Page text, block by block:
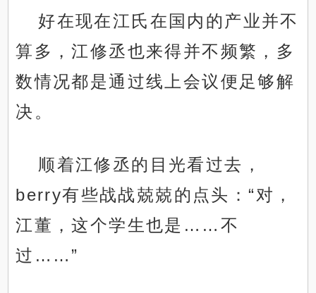
好在现在江氏在国内的产业并不
算多，江修丞也来得并不频繁，多
数情况都是通过线上会议便足够解
决。
顺着江修丞的目光看过去，
berry有些战战兢兢的点头：“对，
江董，这个学生也是……不
过……”